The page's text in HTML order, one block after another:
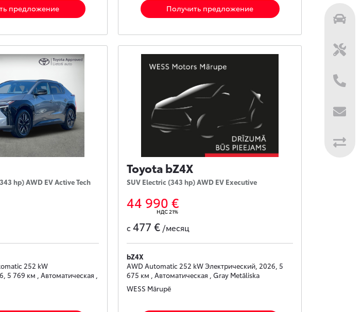
предложение Получить предложение
hp) AWD EV Active Tech
252 kW
5 769 км , Автоматическая ,
Toyota bZ4X
SUV Electric (343 hp) AWD EV Executive
44 990 €
НДС 21%
с477 € /месяц
bZ4X
AWD Automatic 252 kW Электрический, 2026, 5
675 км , Автоматическая , Gray Metāliska
WESS Mārupē